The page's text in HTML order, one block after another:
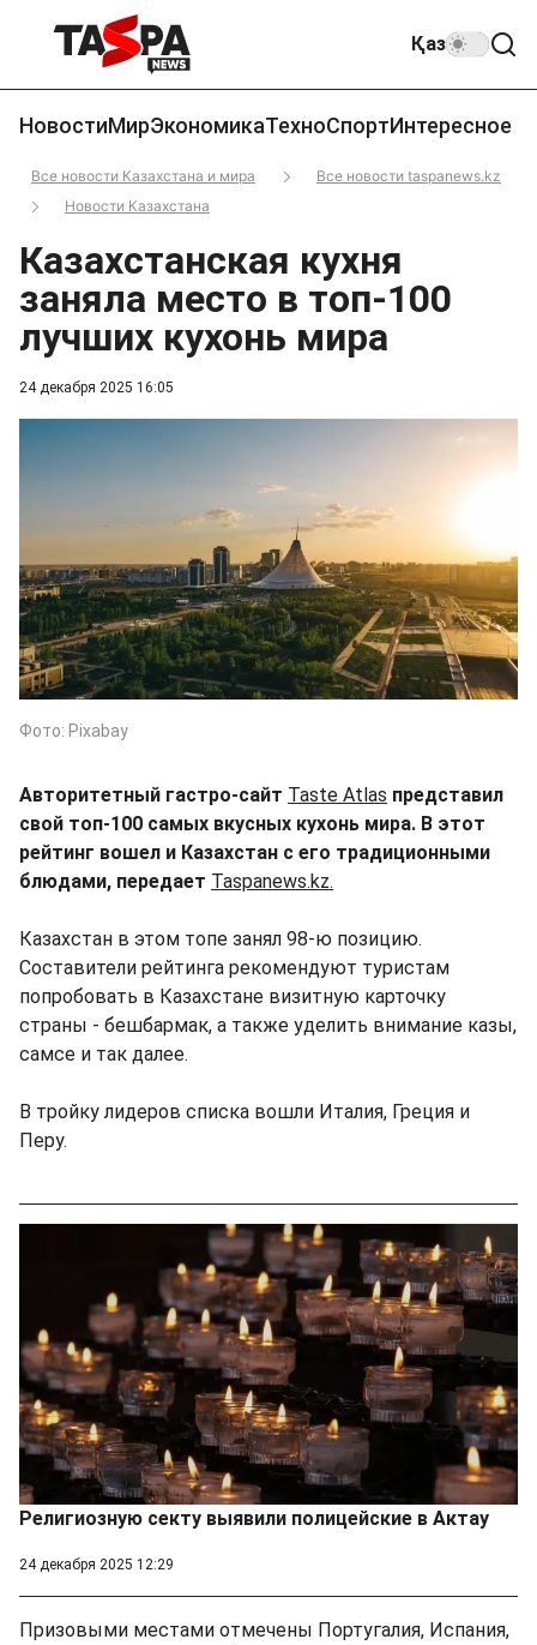
Қаз
НовостиМирЭкономикаТехноСпортИнтересное
Все новости Казахстана и мира
Все новости taspanews.kz
Новости Казахстана
24 декабря 2025 16:05
Казахстанская кухня
заняла место в топ-100
лучших кухонь мира
Фото: Pixabay
Авторитетный гастро-сайт Taste Atlas представил
свой топ-100 самых вкусных кухонь мира. В этот
рейтинг вошел и Казахстан с его традиционными
блюдами, передает Taspanews.kz.
Казахстан в этом топе занял 98-ю позицию.
Составители рейтинга рекомендуют туристам
попробовать в Казахстане визитную карточку
страны - бешбармак, а также уделить внимание казы,
самсе и так далее.
В тройку лидеров списка вошли Италия, Греция и
Перу.
Религиозную секту выявили полицейские в Актау
24 декабря 2025 12:29
Призовыми местами отмечены Португалия, Испания,